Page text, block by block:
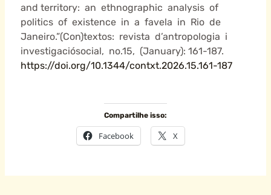
and territory: an ethnographic analysis of
politics of existence in a favela in Rio de
Janeiro.”(Con)textos: revista d’antropologia i
investigaciósocial, no.15, (January): 161-187.
https://doi.org/10.1344/contxt.2026.15.161-187
Compartilhe isso:
Facebook X